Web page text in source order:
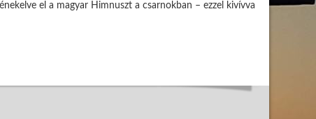
el a magyar Himnuszt a csarnokban – ezzel kivívva